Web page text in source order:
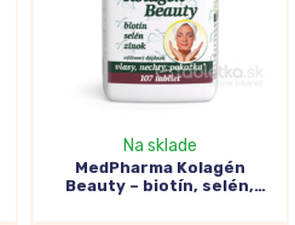
Na sklade
MedPharma Kolagén
Beauty – biotín, selén,